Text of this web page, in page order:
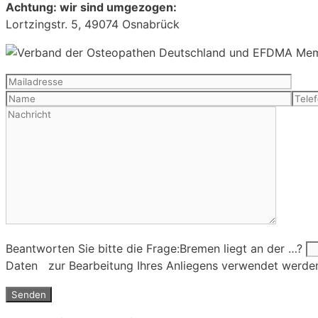
Achtung: wir sind umgezogen:
Lortzingstr. 5, 49074 Osnabrück
Beantworten Sie bitte die Frage:Bremen liegt an der …?
Daten zur Bearbeitung Ihres Anliegens verwendet